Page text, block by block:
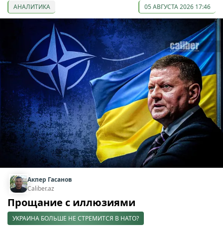
АНАЛИТИКА 05 АВГУСТА 2026 17:46
Акпер Гасанов
Caliber.az
Прощание с иллюзиями
УКРАИНА БОЛЬШЕ НЕ СТРЕМИТСЯ В НАТО?